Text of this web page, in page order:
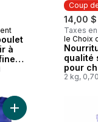
à
Coup
14,00 $
Taxes
Coup
le Choix
qualité
pour
au
aux
2 kg,
Ajouter Nourriture